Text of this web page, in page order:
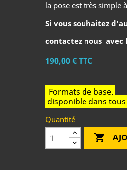
la pose est très simple
Si vous souhaitez
contactez nous avec
190,00 €TTC
Formats de base.
disponible dans
Quantité
